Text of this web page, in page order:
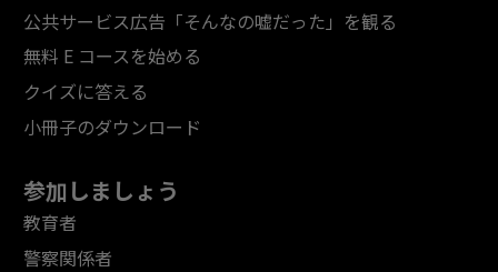
公共サービス広告「そんなの嘘だった」を観る
無料 E コースを始める
クイズに答える
小冊子のダウンロード
参加しましょう
教育者
警察関係者